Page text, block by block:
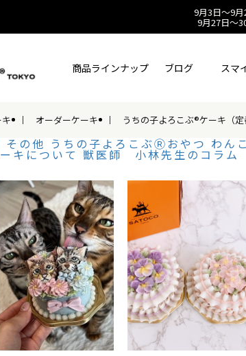
9月3日～9
9月27日～
商品ラインナップ ブログ スマ
オーダーケーキ うちの子よろこぶ®ケーキ（定
その他 うちの子よろこぶⓇおやつ わん
キについて獣医師 小林先生のコラム